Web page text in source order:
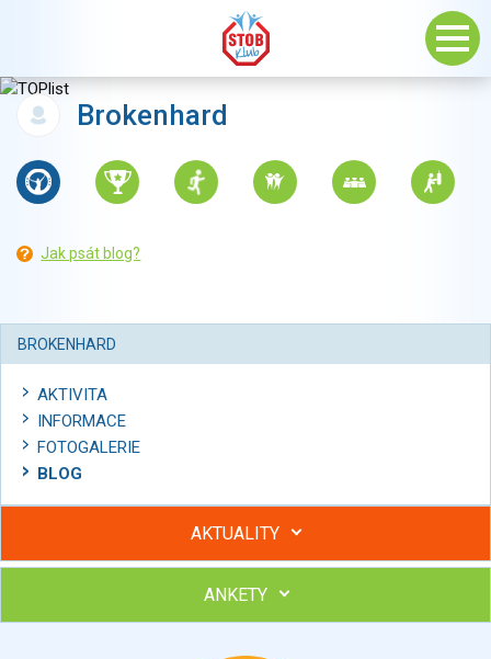
Brokenhard
Jak psát blog?
BROKENHARD
AKTIVITA
INFORMACE
FOTOGALERIE
BLOG
AKTUALITY
Hubněte s podporou lektorky a skupiny v kurzech STOBu
Chcete poradit s hubnutím? Najděte si odborníka STOBu ve
ANKETY